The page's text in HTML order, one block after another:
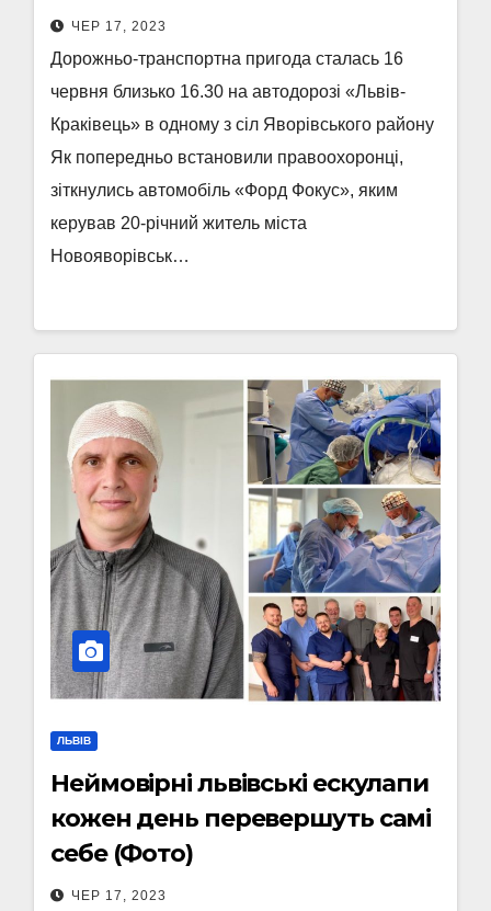
ЧЕР 17, 2023
Дорожньо-транспортна пригода сталась 16
червня близько 16.30 на автодорозі «Львів-
Краківець» в одному з сіл Яворівського району
Як попередньо встановили правоохоронці,
зіткнулись автомобіль «Форд Фокус», яким
керував 20-річний житель міста
Новояворівськ…
ЛЬВІВ
Неймовірні львівські ескулапи
кожен день перевершуть самі
себе (Фото)
ЧЕР 17, 2023